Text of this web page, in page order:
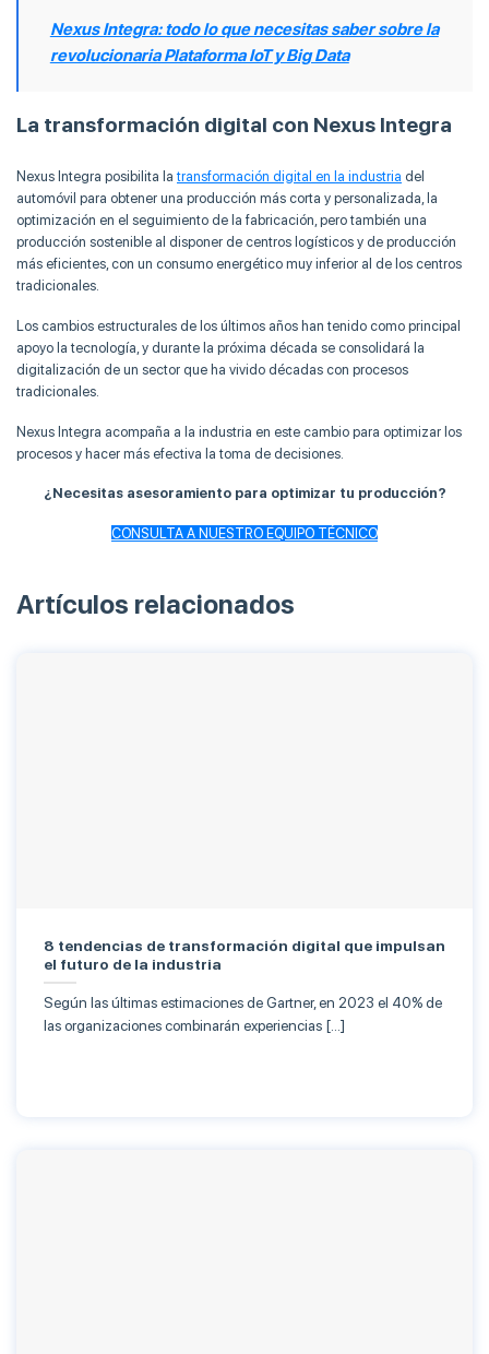
Nexus Integra: todo lo que necesitas saber sobre la
revolucionaria Plataforma IoT y Big Data
La transformación digital con Nexus Integra
Nexus Integra posibilita latransformación digital en la industria del
automóvil para obtener una producción más corta y personalizada, la
optimización en el seguimiento de la fabricación, pero también una
producción sostenible al disponer de centros logísticos y de producción
más eficientes, con un consumo energético muy inferior al de los centros
tradicionales.
Los cambios estructurales de los últimos años han tenido como principal
apoyo la tecnología, y durante la próxima década se consolidará la
digitalización de un sector que ha vivido décadas con procesos
tradicionales.
Nexus Integra acompaña a la industria en este cambio para optimizar los
procesos y hacer más efectiva la toma de decisiones.
¿Necesitas asesoramiento para optimizar tu producción?
CONSULTA A NUESTRO EQUIPO TÉCNICO
Artículos relacionados
8 tendencias de transformación digital que impulsan
el futuro de la industria
Según las últimas estimaciones de Gartner, en 2023 el 40% de
las organizaciones combinarán experiencias […]